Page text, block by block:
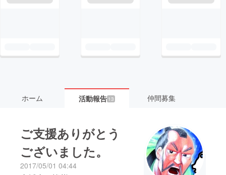
ホーム 活動報告 13 仲間募集
ご支援ありがとう
ございました。
2017/05/01 04:44